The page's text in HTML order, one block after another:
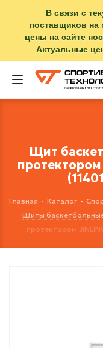
В связи с
поставщиков
цены на сайте
Актуальные
Щит
протектором
Главная - Каталог -
Щиты
протектором